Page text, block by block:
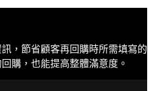
，節省顧客再回購時所需填寫的
購，也能提高整體滿意度。